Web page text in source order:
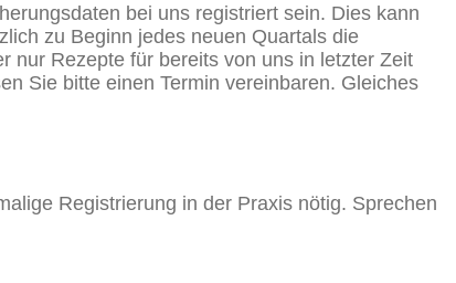
bei uns registriert sein. Dies kann
zu Beginn jedes neuen Quartals die
nur Rezepte für bereits von uns in letzter Zeit
Sie bitte einen Termin vereinbaren. Gleiches
Registrierung in der Praxis nötig. Sprechen